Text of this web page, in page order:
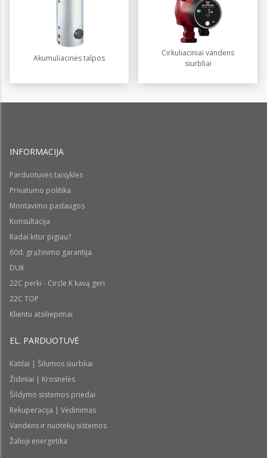
Akumuliacinės talpos
Cirkuliaciniai vandens
siurbliai
INFORMACIJA
Parduotuvės taisyklės
Privatumo politika
Montavimo paslaugos
Konsultacija
Radai kitur pigiau?
60d. grąžinimo garantija
DUK
22C perki - Circle K kavą geri
22C TOP
Klientu atsiliepimai
EL. PARDUOTUVĖ
Katilai | Šilumos siurbliai
Židiniai | Krosnelės
Šildymo sistemos priedai
Rekuperacija | Vėdinimas
Vandens ir nuotekų sistemos
Žalioji energetika